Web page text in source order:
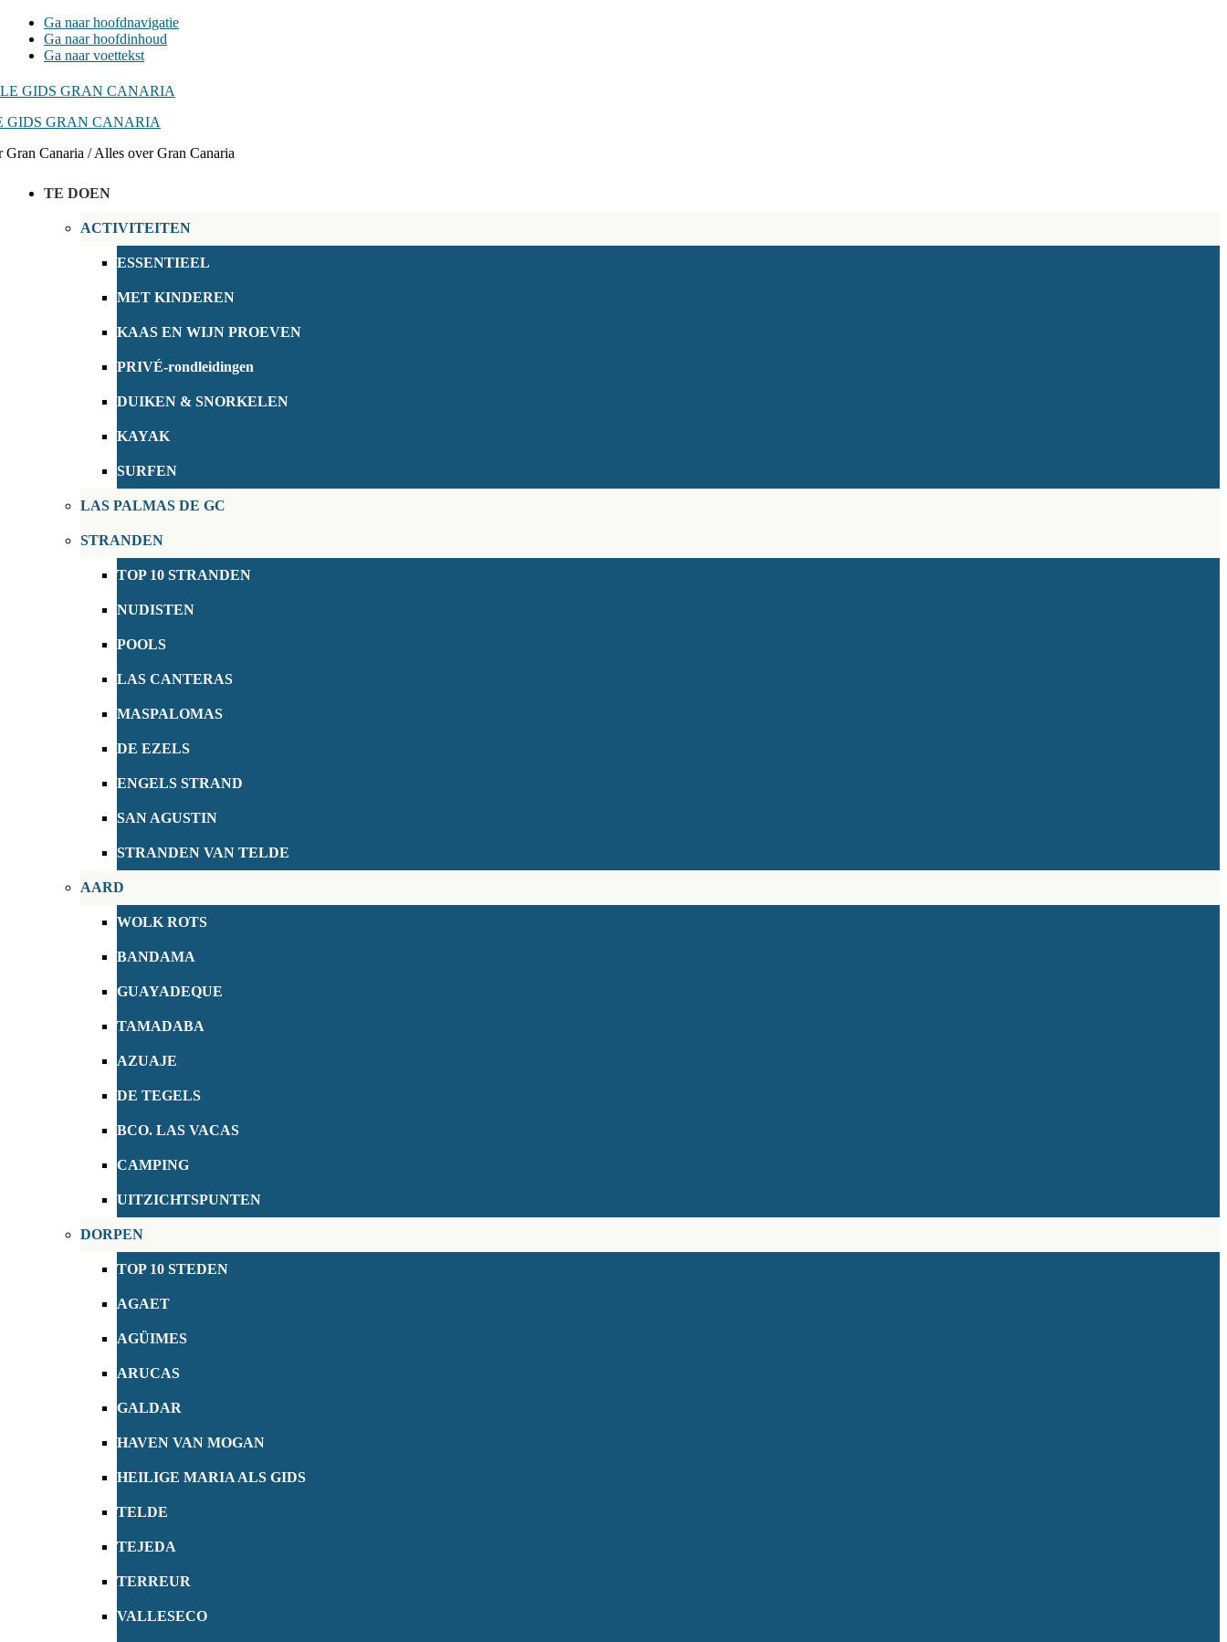
Ga naar hoofdnavigatie
Ga naar hoofdinhoud
Ga naar voettekst
GIDS GRAN CANARIA
Gran Canaria / Alles over Gran Canaria
TE DOEN
ACTIVITEITEN
ESSENTIEEL
MET KINDEREN
KAAS EN WIJN PROEVEN
PRIVÉ-rondleidingen
DUIKEN & SNORKELEN
KAYAK
SURFEN
LAS PALMAS DE GC
STRANDEN
TOP 10 STRANDEN
NUDISTEN
POOLS
LAS CANTERAS
MASPALOMAS
DE EZELS
ENGELS STRAND
SAN AGUSTIN
STRANDEN VAN TELDE
AARD
WOLK ROTS
BANDAMA
GUAYADEQUE
TAMADABA
AZUAJE
DE TEGELS
BCO. LAS VACAS
CAMPING
UITZICHTSPUNTEN
DORPEN
TOP 10 STEDEN
AGAET
AGÜIMES
ARUCAS
GALDAR
HAVEN VAN MOGAN
HEILIGE MARIA ALS GIDS
TELDE
TEJEDA
TERREUR
VALLESECO